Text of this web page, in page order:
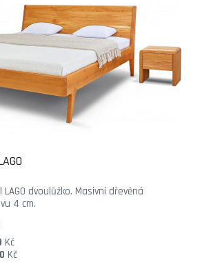
dvoulůžko. Masivní dřevěná
4 cm.
Kč
Kč